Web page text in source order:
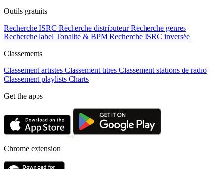
Outils gratuits
Recherche ISRC Recherche distributeur Recherche genres
Recherche label Tonalité & BPM Recherche ISRC inversée
Classements
Classement artistes Classement titres Classement stations de radio
Classement playlists Charts
Get the apps
Chrome extension